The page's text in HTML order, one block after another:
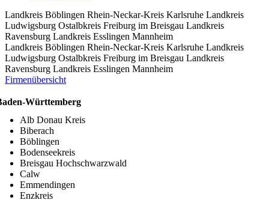
Landkreis Böblingen Rhein-Neckar-Kreis Karlsruhe Landkreis
Ludwigsburg Ostalbkreis Freiburg im Breisgau Landkreis
Ravensburg Landkreis Esslingen Mannheim
Landkreis Böblingen Rhein-Neckar-Kreis Karlsruhe Landkreis
Ludwigsburg Ostalbkreis Freiburg im Breisgau Landkreis
Ravensburg Landkreis Esslingen Mannheim
Firmenübersicht
Württemberg
Alb Donau Kreis
Biberach
Böblingen
Bodenseekreis
Breisgau Hochschwarzwald
Calw
Emmendingen
Enzkreis